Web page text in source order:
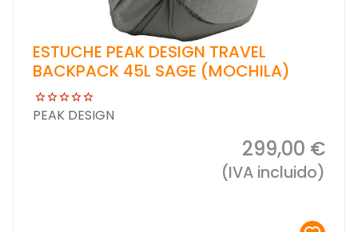
ESTUCHE PEAK DESIGN TRAVEL
BACKPACK 45L SAGE (MOCHILA)
PEAK DESIGN
299,00 €
(IVA incluido)